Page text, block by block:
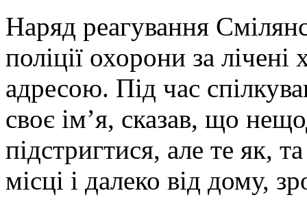
Наряд реагування
поліції охорони за
адресою. Під час
своє ім’я, сказав, що
підстригтися, але те як,
місці і далеко від дому,